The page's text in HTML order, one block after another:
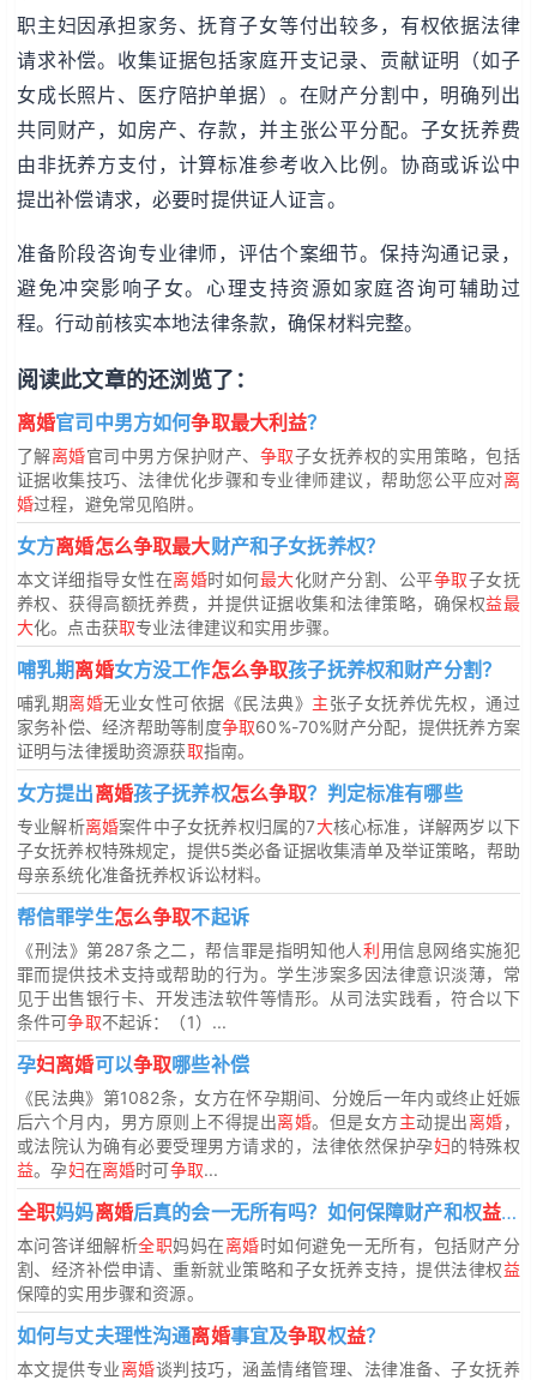
职主妇因承担家务、抚育子女等付出较多，有权依据法律
请求补偿。收集证据包括家庭开支记录、贡献证明（如子
女成长照片、医疗陪护单据）。在财产分割中，明确列出
共同财产，如房产、存款，并主张公平分配。子女抚养费
由非抚养方支付，计算标准参考收入比例。协商或诉讼中
提出补偿请求，必要时提供证人证言。
准备阶段咨询专业律师，评估个案细节。保持沟通记录，
避免冲突影响子女。心理支持资源如家庭咨询可辅助过
程。行动前核实本地法律条款，确保材料完整。
阅读此文章的还浏览了：
离婚官司中男方如何争取最大利益？
了解离婚官司中男方保护财产、 争取子女抚养权的实用策略，包括
证据收集技巧、法律优化步骤和专业律师建议，帮助您公平应对离
婚过程，避免常见陷阱。
女方离婚怎么争取最大财产和子女抚养权？
本文详细指导女性在离婚时如何最大化财产分割、公平争取子女抚
养权、获得高额抚养费，并提供证据收集和法律策略，确保权益最
大化。点击获取专业法律建议和实用步骤。
哺乳期离婚女方没工作怎么争取孩子抚养权和财产分割？
哺乳期离婚无业女性可依据《民法典》 主张子女抚养优先权，通过
家务补偿、经济帮助等制度争取60%-70%财产分配，提供抚养方案
证明与法律援助资源获取指南。
女方提出离婚孩子抚养权怎么争取？判定标准有哪些
专业解析离婚案件中子女抚养权归属的7大核心标准，详解两岁以下
子女抚养权特殊规定，提供5类必备证据收集清单及举证策略，帮助
母亲系统化准备抚养权诉讼材料。
帮信罪学生怎么争取不起诉
《刑法》第287条之二，帮信罪是指明知他人利用信息网络实施犯
罪而提供技术支持或帮助的行为。学生涉案多因法律意识淡薄，常
见于出售银行卡、开发违法软件等情形。从司法实践看，符合以下
条件可争取不起诉：（1）...
孕妇离婚可以争取哪些补偿
《民法典》第1082条，女方在怀孕期间、分娩后一年内或终止妊娠
后六个月内，男方原则上不得提出离婚。但是女方主动提出离婚，
或法院认为确有必要受理男方请求的，法律依然保护孕妇的特殊权
益。孕妇在离婚时可争取...
全职妈妈离婚后真的会一无所有吗？如何保障财产和权益？
本问答详细解析全职妈妈在离婚时如何避免一无所有，包括财产分
割、经济补偿申请、重新就业策略和子女抚养支持，提供法律权益
保障的实用步骤和资源。
如何与丈夫理性沟通离婚事宜及争取权益？
本文提供专业离婚谈判技巧，涵盖情绪管理、法律准备、子女抚养